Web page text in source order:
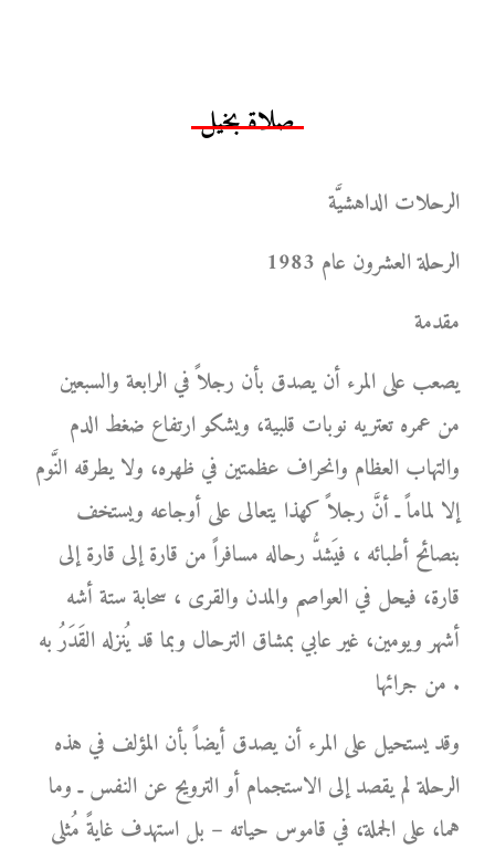
صلاة بخيل
الرحلات الداهشيَّة
الرحلة العشرون عام 1983
مقدمة
يصعب على المرء أن يصدق بأن رجلاً في الرابعة والسبعين
من عمره تعتريه نوبات قلبية، ويشكو ارتفاع ضغط الدم
والتهاب العظام وانحراف عظمتين في ظهره، ولا يطرقه النَّوم
إلا لماماً ـ أنَّ رجلاً كهذا يتعالى على أوجاعه ويستخف
بنصائح أطبائه ، فيَشدُّ رحاله مسافراً من قارة إلى قارة إلى
قارة، فيحل في العواصم والمدن والقرى ، سحابة ستة أشه
أشهر ويومين، غير عابي بمشاق الترحال وبما قد يُنزله القَدَرُ به
من جرائها .
وقد يستحيل على المرء أن يصدق أيضاً بأن المؤلف في هذه
الرحلة لم يقصد إلى الاستجمام أو الترويح عن النفس ـ وما
هما، على الجملة، في قاموس حياته – بل استهدف غايةً مُثلى